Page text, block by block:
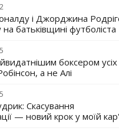
і Джорджина
на батьківщині футболіста
боксером усіх
а не Алі
Скасування
— новий крок у моїй